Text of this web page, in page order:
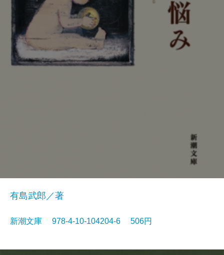
有島武郎／著
新潮文庫 978-4-10-104204-6 506円